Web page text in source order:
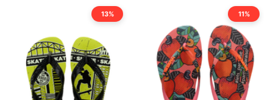
13% 11%